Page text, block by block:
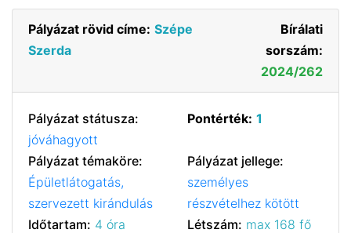
Pályázat rövid címe: Szépe
Szerda
Bírálati
sorszám:
2024/262
Pályázat státusza:
jóváhagyott
Pontérték: 1
Pályázat témaköre:
Épületlátogatás,
szervezett kirándulás
Pályázat jellege:
személyes
részvételhez kötött
Időtartam: 4 óra Létszám: max 168 fő